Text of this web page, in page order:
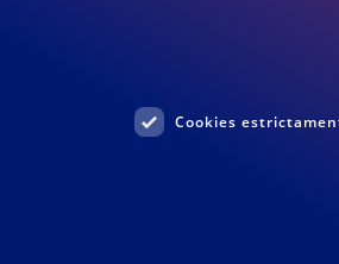
Cookies